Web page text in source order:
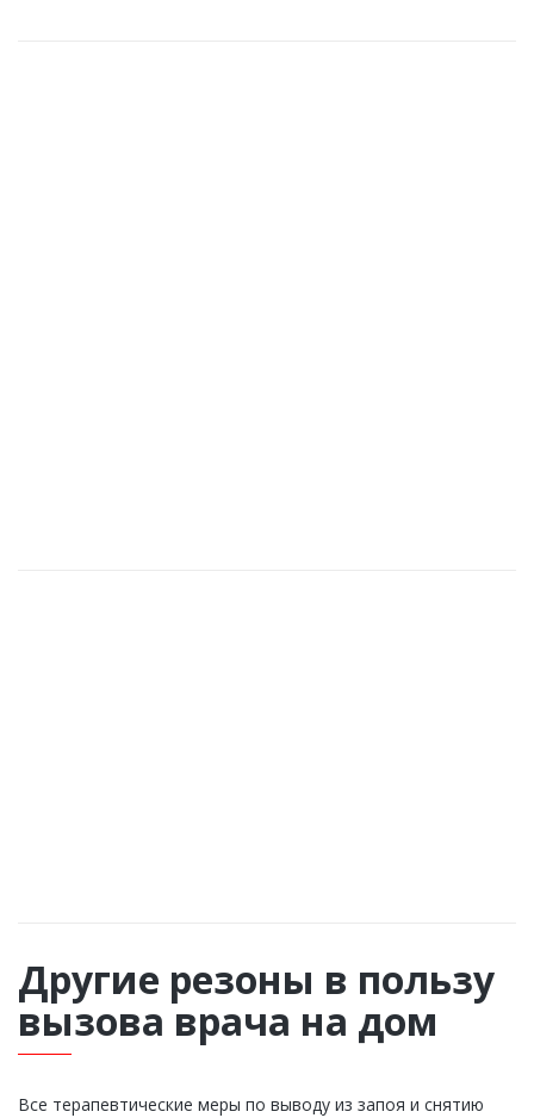
Другие резоны в пользу
вызова врача на дом
Все терапевтические меры по выводу из запоя и снятию